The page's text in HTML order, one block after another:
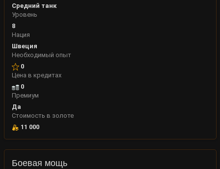
Средний танк
Уровень
8
Нация
Швеция
Необходимый опыт
0
Цена в кредитах
0
Премиум
Да
Стоимость в золоте
11 000
Боевая мощь